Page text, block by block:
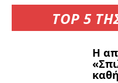
TOP 5
Η